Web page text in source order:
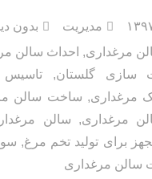
مدیریت
بدون
مرغداری, احداث سالن
سازی گلستان, تاسیس
مرغداری, ساخت سالن
مرغداری, سالن
برای تولید تخم مرغ,
سالن مرغداری